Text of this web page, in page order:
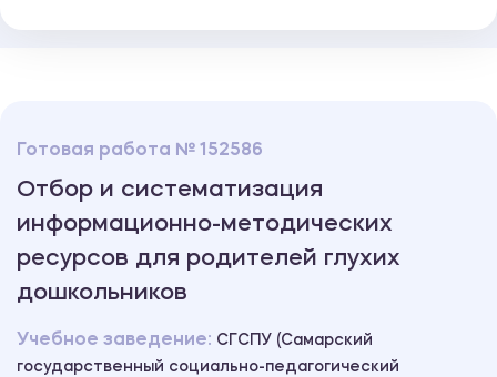
Готовая работа № 152586
Отбор и систематизация
информационно-методических
ресурсов для родителей глухих
дошкольников
Учебное заведение: СГСПУ (Самарский
государственный социально-педагогический